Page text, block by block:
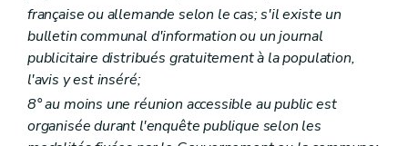
Sous-section 2 Des autres dérogations
Art. 113
Sous-section 3 Des dispositions communes
Art. 114
Section 3
Art. 115
Art. 116
Section 4 De la décision du collège des bourgmestre et échevins
française ou allemande selon le cas; s'il existe un
bulletin communal d'information ou un journal
publicitaire distribués gratuitement à la population,
l'avis y est inséré;
8° au moins une réunion accessible au public est
organisée durant l'enquête publique selon les